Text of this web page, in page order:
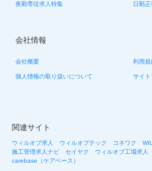
夜勤専従求人特集 日勤
会社情報
会社概要 利用規
個人情報の取り扱いについて サイト
関連サイト
ウィルオブ求人 ウィルオブテック コネワク
施工管理求人ナビ
セイヤク ウィルオブ工場求人
carebase（ケアベース）